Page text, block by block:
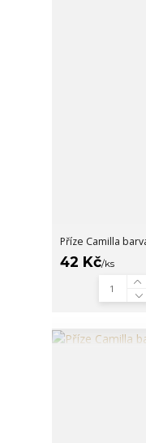
Příze Camilla
42 Kč/ks